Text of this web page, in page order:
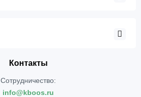
Контакты
Сотрудничество:
info@kboos.ru